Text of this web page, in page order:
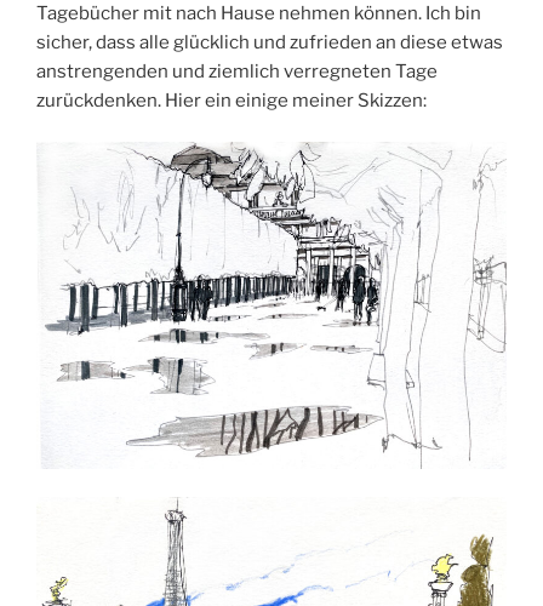
Tagebücher mit nach Hause nehmen können. Ich bin
sicher, dass alle glücklich und zufrieden an diese etwas
anstrengenden und ziemlich verregneten Tage
zurückdenken. Hier ein einige meiner Skizzen: